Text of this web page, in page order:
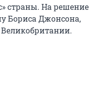
страны. На решение
Бориса Джонсона,